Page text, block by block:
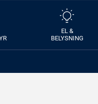
EL &
BELYSNING